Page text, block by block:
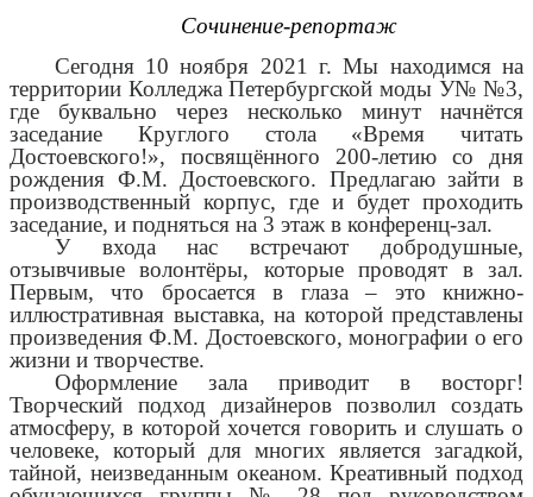
Сочинение-репортаж
Сегодня 10 ноября 2021 г. Мы находимся на
территории Колледжа Петербургской моды У№ №3,
где буквально через несколько минут начнётся
заседание Круглого стола «Время читать
Достоевского!», посвящённого 200-летию со дня
рождения Ф.М. Достоевского. Предлагаю зайти в
производственный корпус, где и будет проходить
заседание, и подняться на 3 этаж в конференц-зал.
У входа нас встречают добродушные,
отзывчивые волонтёры, которые проводят в зал.
Первым, что бросается в глаза – это книжно-
иллюстративная выставка, на которой представлены
произведения Ф.М. Достоевского, монографии о его
жизни и творчестве.
Оформление зала приводит в восторг!
Творческий подход дизайнеров позволил создать
атмосферу, в которой хочется говорить и слушать о
человеке, который для многих является загадкой,
тайной, неизведанным океаном. Креативный подход